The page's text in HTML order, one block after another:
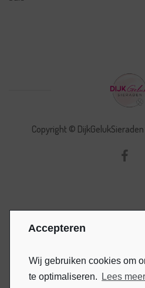
Accepteren
Wij gebruiken cookies om
te optimaliseren.
Lees meer
Copyright ©